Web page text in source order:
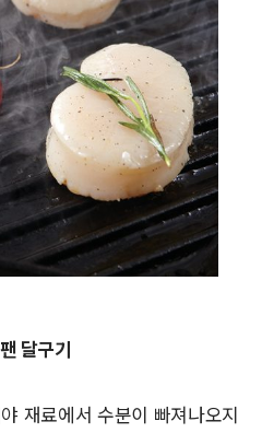
달구기
재료에서 수분이 빠져나오지